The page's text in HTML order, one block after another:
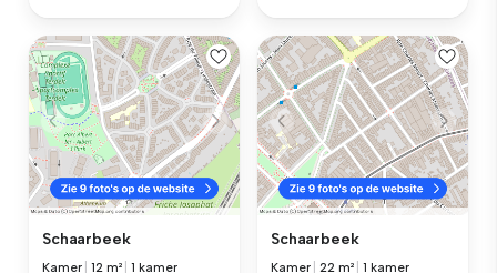
Schaarbeek
Kamer |12 m² |1 kamer
Schaarbeek
Kamer |22 m² |1 kamer